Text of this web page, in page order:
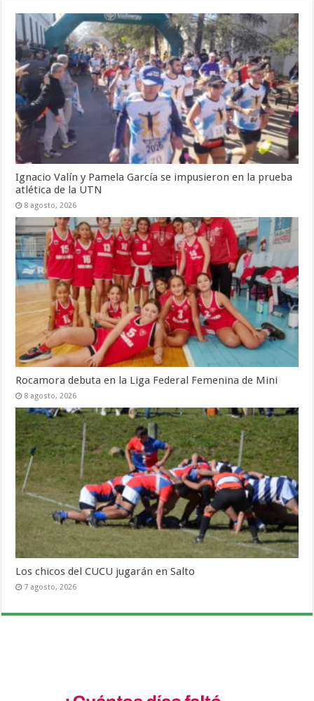
Ignacio Valín y Pamela García se impusieron en la prueba
atlética de la UTN
8 agosto, 2026
Rocamora debuta en la Liga Federal Femenina de Mini
8 agosto, 2026
Los chicos del CUCU jugarán en Salto
7 agosto, 2026